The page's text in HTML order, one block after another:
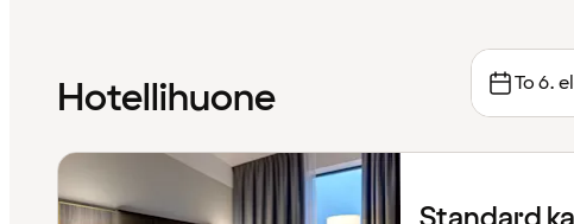
Hotellihuone To 6.